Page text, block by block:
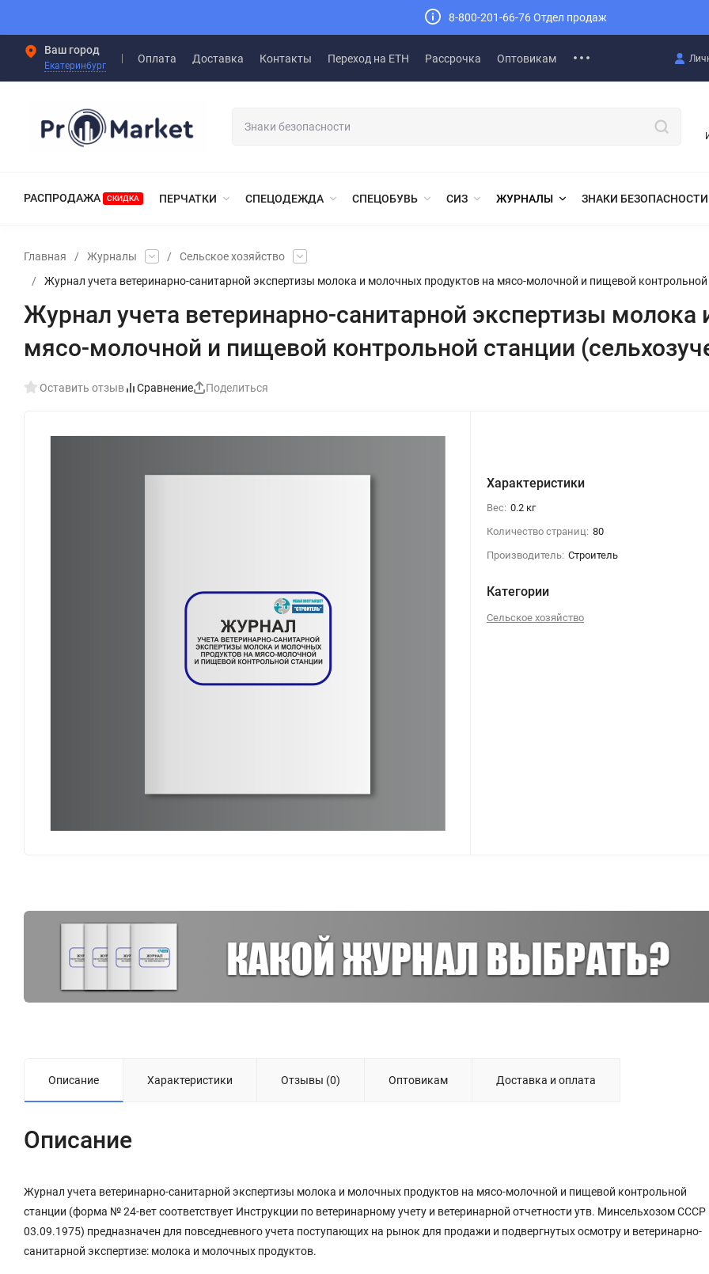
8-800-201-66-76 Отдел продаж
Ваш город
Екатеринбург
Оплата Доставка Контакты Переход на ЕТН Рассрочка Оптовикам
РАСПРОДАЖА СКИДКА ПЕРЧАТКИ СПЕЦОДЕЖДА СПЕЦОБУВЬ СИЗ ЖУРНАЛЫ ЗНАКИ БЕЗОПАСНОСТИ
Главная / Журналы /
Сельское хозяйство
/
Журнал учета ветеринарно-санитарной экспертизы молока и молочных продуктов на мясо-молочной и пищевой контрольной
Журнал учета ветеринарно-санитарной экспертизы
мясо-молочной и пищевой контрольной станции
Оставить отзыв Сравнение Поделиться
Характеристики
Вес: 0.2 кг
Количество страниц: 80
Производитель: Строитель
Категории
Сельское хозяйство
Описание Характеристики Отзывы (0) Оптовикам Доставка и оплата
Описание
Журнал учета ветеринарно-санитарной экспертизы молока и молочных продуктов на мясо-молочной и пищевой контрольной
станции (форма № 24-вет соответствует Инструкции по ветеринарному учету и ветеринарной отчетности утв. Минсельхозом СССР
03.09.1975) предназначен для повседневного учета поступающих на рынок для продажи и подвергнутых осмотру и ветеринарно-
санитарной экспертизе: молока и молочных продуктов.